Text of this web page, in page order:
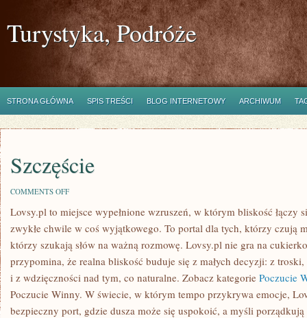
Turystyka, Podróże
STRONA GŁÓWNA SPIS TREŚCI BLOG INTERNETOWY ARCHIWUM
Szczęście
COMMENTS OFFON
Lovsy.pl to miejsce wypełnione wzruszeń, w którym bliskość łączy
zwykłe chwile w coś wyjątkowego. To portal dla tych, którzy czują
którzy szukają słów na ważną rozmowę. Lovsy.pl nie gra na
przypomina, że realna bliskość buduje się z małych decyzji: z
i z wdzięczności nad tym, co naturalne. Zobacz kategorie Poczucie
Poczucie Winny. W świecie, w którym tempo przykrywa emocje,
bezpieczny port, gdzie dusza może się uspokoić, a myśli porządkują